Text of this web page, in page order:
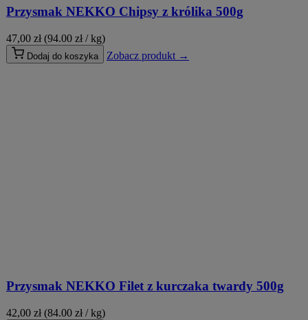
Przysmak NEKKO Chipsy z królika 500g
47,00 zł (94.00 zł / kg)
Dodaj do koszyka Zobacz produkt →
Przysmak NEKKO Filet z kurczaka twardy 500g
42,00 zł (84.00 zł / kg)